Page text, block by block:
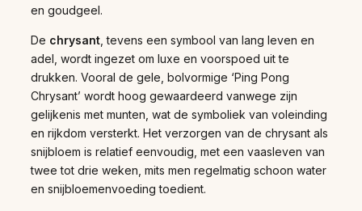
en goudgeel.
De chrysant , tevens een symbool van lang leven en
adel, wordt ingezet om luxe en voorspoed uit te
drukken. Vooral de gele, bolvormige ‘Ping Pong
Chrysant’ wordt hoog gewaardeerd vanwege zijn
gelijkenis met munten, wat de symboliek van voleinding
en rijkdom versterkt. Het verzorgen van de chrysant als
snijbloem is relatief eenvoudig, met een vaasleven van
twee tot drie weken, mits men regelmatig schoon water
en snijbloemenvoeding toedient.